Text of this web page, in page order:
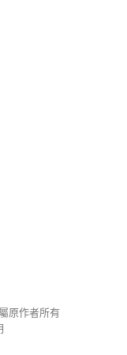
原作者所有